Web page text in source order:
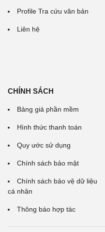
Profile Tra cứu văn bản
Liên hệ
CHÍNH SÁCH
Bảng giá phần mềm
Hình thức thanh toán
Quy ước sử dụng
Chính sách bảo mật
Chính sách bảo vệ dữ liệu
cá nhân
Thông báo hợp tác